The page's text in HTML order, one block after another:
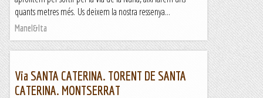
quants metres més. Us deixem la nostra ressenya...
Manel&Ita
Via SANTA CATERINA. TORENT DE SANTA
CATERINA. MONTSERRAT